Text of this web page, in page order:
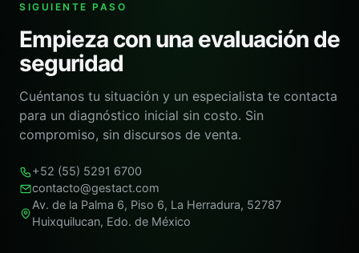
SIGUIENTE PASO
Empieza con una evaluación de
seguridad
Cuéntanos tu situación y un especialista te contacta
para un diagnóstico inicial sin costo. Sin
compromiso, sin discursos de venta.
+52 (55) 5291 6700
contacto@gestact.com
Av. de la Palma 6, Piso 6, La Herradura, 52787
Huixquilucan, Edo. de México